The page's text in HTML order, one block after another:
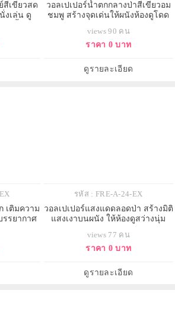
สีเขียวสด
งเล่น ดู
วอลเปเปอร์น้ำตกกลางป่าสีเขียวอม
ชมพู สร้างจุดเด่นให้ผนังห้องดูโดด
views 90 คน
ราคา 0 บาท
ดูรายละเอียด
เติมความ
รยากาศ
รหัส : FRE-A-24-EX
วอลเปเปอร์แสงแดดลอดป่า สร้างมิติ
แสงเงาบนผนัง ให้ห้องดูสว่างนุ่ม
views 77 คน
ราคา 0 บาท
ดูรายละเอียด